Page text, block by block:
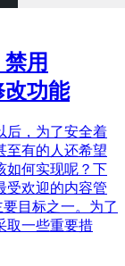
用
改功能
后，为了安全着
至有的人还希望
如何实现呢？下
受欢迎的内容管
目标之一。为了
取一些重要措